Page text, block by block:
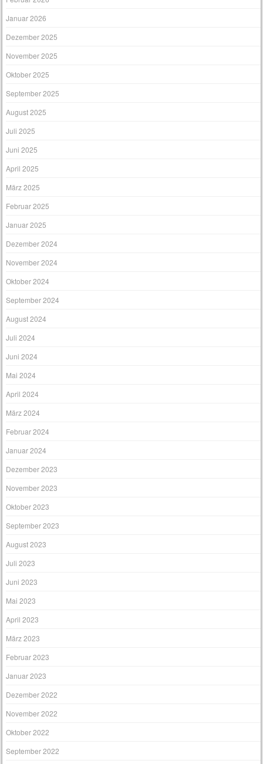
Januar 2026
Dezember 2025
November 2025
Oktober 2025
September 2025
August 2025
Juli 2025
Juni 2025
April 2025
März 2025
Februar 2025
Januar 2025
Dezember 2024
November 2024
Oktober 2024
September 2024
August 2024
Juli 2024
Juni 2024
Mai 2024
April 2024
März 2024
Februar 2024
Januar 2024
Dezember 2023
November 2023
Oktober 2023
September 2023
August 2023
Juli 2023
Juni 2023
Mai 2023
April 2023
März 2023
Februar 2023
Januar 2023
Dezember 2022
November 2022
Oktober 2022
September 2022